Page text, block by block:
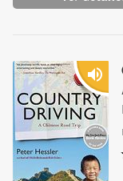
como definitivo